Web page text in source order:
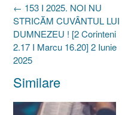
Post
navigation
← 153 I 2025. NOI NU
STRICĂM CUVÂNTUL LUI
DUMNEZEU ! [2 Corinteni
2.17 I Marcu 16.20] 2 Iunie
2025
Similare